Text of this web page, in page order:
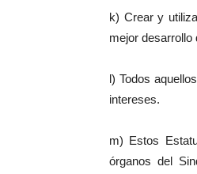
k) Crear y
mejor
l) Todos
intereses.
m) Estos
órganos del